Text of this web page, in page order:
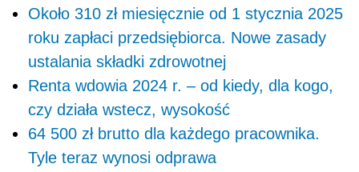
Około 310 zł miesięcznie od 1 stycznia 2025
roku zapłaci przedsiębiorca. Nowe zasady
ustalania składki zdrowotnej
Renta wdowia 2024 r. – od kiedy, dla kogo,
czy działa wstecz, wysokość
64 500 zł brutto dla każdego pracownika.
Tyle teraz wynosi odprawa